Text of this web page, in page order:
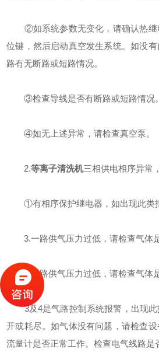
②如系统参数无变化，请确认热继
位键，然后启动真空发生系统。如没
路有无断路或短路情况。
③检查导线是否有断路或短路情况。
④如无上述异常，请检查真空泵。
2.等离子清洗机三相供电相序异常
①有相序保护继电器，如出现此类报
3.一路供气压力过低，请检查气体
4.二路供气压力过低，请检查气体
3及4是气路控制系统报警，出现此
开或耗尽。如气体没有问题，请检查
流量计是否正常工作。检查电气线路是